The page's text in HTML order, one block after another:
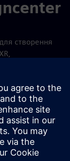
створення
Designer.
спосіб
в 3D.
з
апаратного